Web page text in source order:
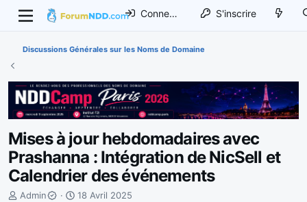
Connexion S'inscrire
Discussions Générales sur les Noms de Domaine
Mises à jour hebdomadaires avec
Prashanna : Intégration de NicSell et
Calendrier des événements
IAdmin
D
18 Avril 2025